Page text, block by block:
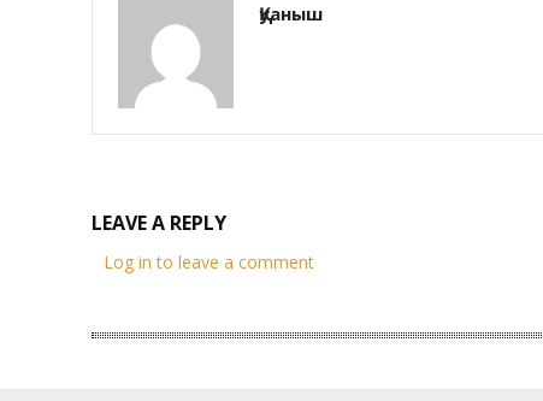
Қуаныш
LEAVE A REPLY
Log in to leave a comment